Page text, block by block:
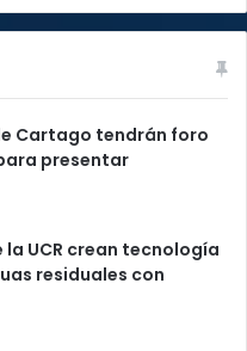
Cartago tendrán foro
presentar
UCR crean tecnología
residuales con